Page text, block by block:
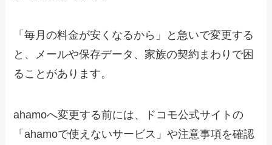
「毎月の料金が安くなるから」と急いで変更する
と、メールや保存データ、家族の契約まわりで困
ることがあります。
ahamoへ変更する前には、ドコモ公式サイトの
「ahamoで使えないサービス」や注意事項を確認